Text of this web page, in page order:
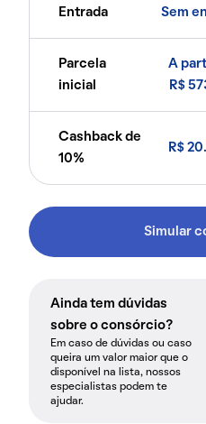
Entrada Sem
Parcela
inicial
A
R$
Cashback de
10%
R$
Simular
Ainda tem dúvidas
sobre o consórcio?
Em caso de dúvidas ou caso
queira um valor maior que o
disponível na lista, nossos
especialistas podem te
ajudar.